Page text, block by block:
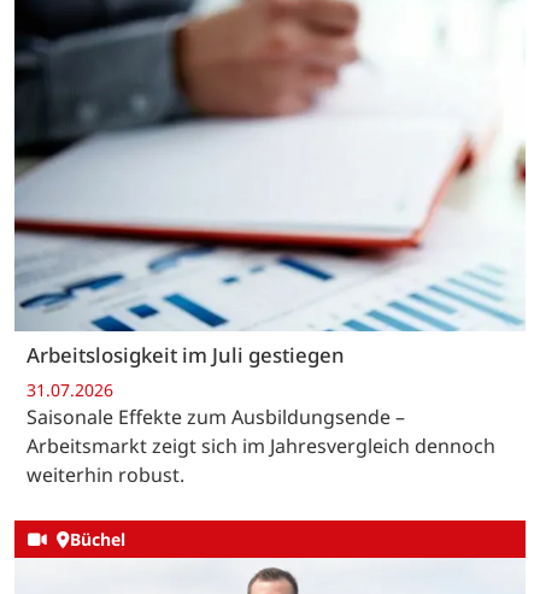
Arbeitslosigkeit im Juli gestiegen
31.07.2026
Saisonale Effekte zum Ausbildungsende –
Arbeitsmarkt zeigt sich im Jahresvergleich dennoch
weiterhin robust.
Büchel